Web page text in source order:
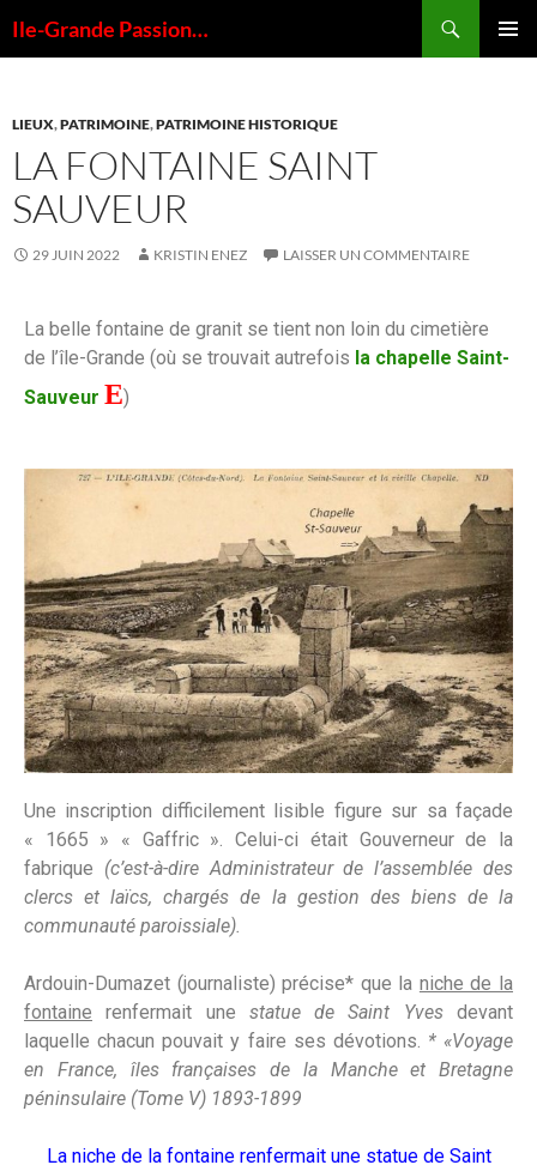
Ile-Grande Passion…
LIEUX,PATRIMOINE,PATRIMOINE HISTORIQUE
LA FONTAINE SAINT
SAUVEUR
29 JUIN 2022 KRISTIN ENEZ LAISSER UN COMMENTAIRE
La belle fontaine de granit se tient non loin du cimetière
de l’île-Grande (où se trouvait autrefois la chapelle Saint-
Sauveur E)
Une inscription difficilement lisible figure sur sa façade
« 1665 » « Gaffric ». Celui-ci était Gouverneur de la
fabrique (c’est-à-dire Administrateur de l’assemblée des
clercs et laïcs, chargés de la gestion des biens de la
communauté paroissiale).
Ardouin-Dumazet (journaliste) précise* que la niche de la
fontaine renfermait une statue de Saint Yvesdevant
laquelle chacun pouvait y faire ses dévotions. * «Voyage
en France, îles françaises de la Manche et Bretagne
péninsulaire (Tome V) 1893-1899
La niche de la fontaine renfermait une statue de Saint